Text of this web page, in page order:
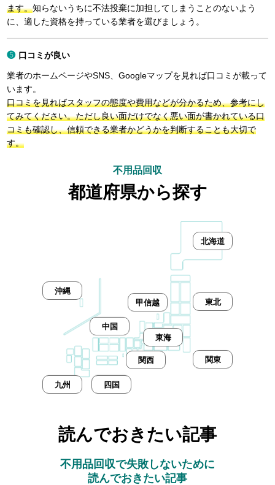
ます。知らないうちに不法投棄に加担してしまうことのないよう
に、適した資格を持っている業者を選びましょう。
口コミが良い
業者のホームページやSNS、Googleマップを見れば口コミが載って
います。
口コミを見ればスタッフの態度や費用などが分かるため、参考にし
てみてください。ただし良い面だけでなく悪い面が書かれている口
コミも確認し、信頼できる業者かどうかを判断することも大切で
す。
不用品回収
都道府県から探す
北海道
東北
甲信越
東海
関東
関西
中国
四国
九州
沖縄
読んでおきたい記事
不用品回収で失敗しないために
読んでおきたい記事